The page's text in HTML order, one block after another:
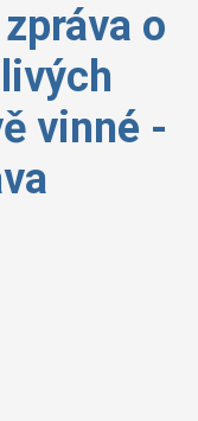
o
vinné -